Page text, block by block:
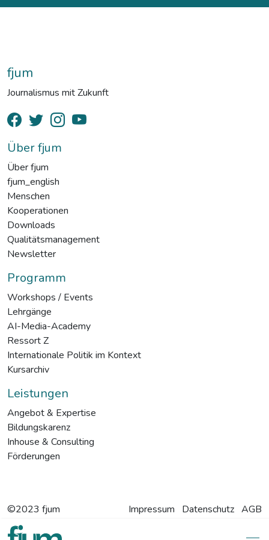
fjum
Journalismus mit Zukunft
Über fjum
Über fjum
fjum_english
Menschen
Kooperationen
Downloads
Qualitätsmanagement
Newsletter
Programm
Workshops / Events
Lehrgänge
AI-Media-Academy
Ressort Z
Internationale Politik im Kontext
Kursarchiv
Leistungen
Angebot & Expertise
Bildungskarenz
Inhouse & Consulting
Förderungen
Impressum Datenschutz AGB
©2023 fjum